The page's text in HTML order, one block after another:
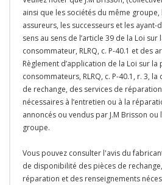
ainsi que les sociétés du même
assureurs, les successeurs et les
sens au sens de l’article 39 de la Loi
consommateur, RLRQ, c. P-40.1 et des
Règlement d’application de la Loi sur
consommateurs, RLRQ, c. P-40.1, r. 3,
de rechange, des services de
nécessaires à l’entretien ou à la
annoncés ou vendus par J.M Brisson
groupe.
Vous pouvez consulter l'avis du
de disponibilité des pièces de
réparation et des renseignements